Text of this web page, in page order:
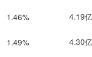
1.46% 4.19亿
1.49% 4.30亿